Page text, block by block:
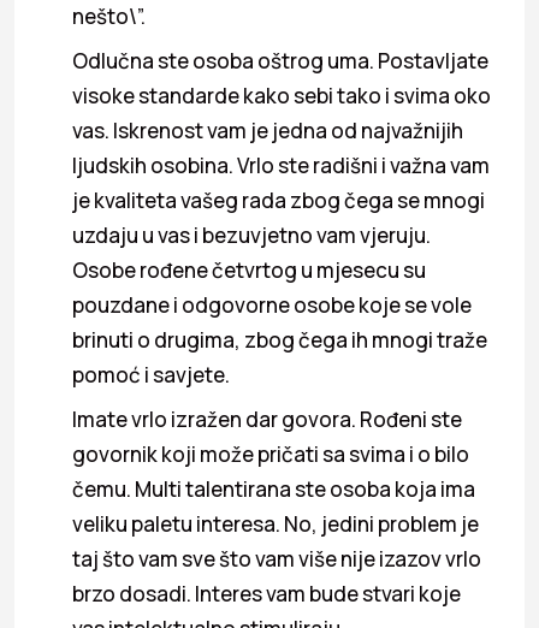
nešto\”.
Odlučna ste osoba oštrog uma. Postavljate
visoke standarde kako sebi tako i svima oko
vas. Iskrenost vam je jedna od najvažnijih
ljudskih osobina. Vrlo ste radišni i važna vam
je kvaliteta vašeg rada zbog čega se mnogi
uzdaju u vas i bezuvjetno vam vjeruju.
Osobe rođene četvrtog u mjesecu su
pouzdane i odgovorne osobe koje se vole
brinuti o drugima, zbog čega ih mnogi traže
pomoć i savjete.
Imate vrlo izražen dar govora. Rođeni ste
govornik koji može pričati sa svima i o bilo
čemu. Multi talentirana ste osoba koja ima
veliku paletu interesa. No, jedini problem je
taj što vam sve što vam više nije izazov vrlo
brzo dosadi. Interes vam bude stvari koje